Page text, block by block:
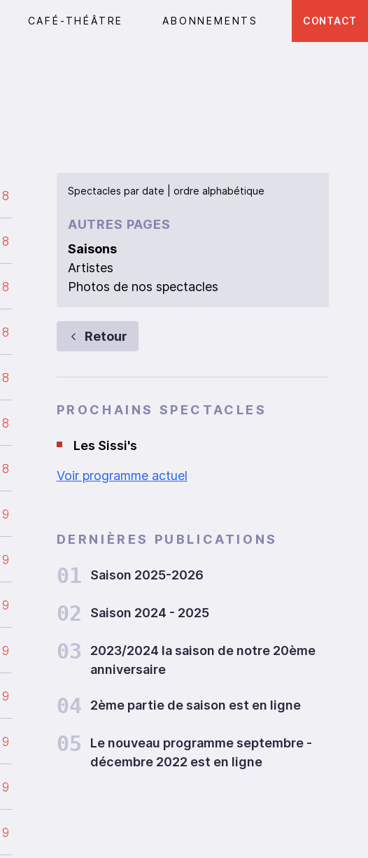
CAFÉ-THÉÂTRE ABONNEMENTS CONTACT
Spectacles par date ordre alphabétique
AUTRES PAGES
Saisons
Artistes
Photos de nos spectacles
Retour
PROCHAINS SPECTACLES
Les Sissi's
Voir programme actuel
DERNIÈRES PUBLICATIONS
01 Saison 2025-2026
02 Saison 2024 - 2025
03
2023/2024 la saison de notre 20ème
anniversaire
04 2ème partie de saison est en ligne
05
Le nouveau programme septembre -
décembre 2022 est en ligne